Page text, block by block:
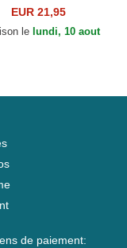
avec logo noir
League Essential...
EUR 21,95
le lundi, 10 aout
de paiement: